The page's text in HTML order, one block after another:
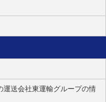
運送会社東運輸グループの情